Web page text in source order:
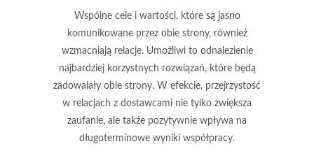
Wspólne cele i wartości, które są jasno
komunikowane przez obie strony, również
wzmacniają relacje. Umożliwi to odnalezienie
najbardziej korzystnych rozwiązań, które będą
zadowalały obie strony. W efekcie, przejrzystość
w relacjach z dostawcami nie tylko zwiększa
zaufanie, ale także pozytywnie wpływa na
długoterminowe wyniki współpracy.